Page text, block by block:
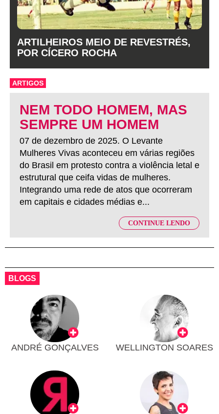
ARTILHEIROS MEIO DE REVESTRÉS,
POR CÍCERO ROCHA
ARTIGOS
NEM TODO HOMEM, MAS
SEMPRE UM HOMEM
07 de dezembro de 2025. O Levante
Mulheres Vivas aconteceu em várias regiões
do Brasil em protesto contra a violência letal e
estrutural que ceifa vidas de mulheres.
Integrando uma rede de atos que ocorreram
em capitais e cidades médias e...
CONTINUE LENDO
BLOGS
ANDRÉ GONÇALVES WELLINGTON SOARES